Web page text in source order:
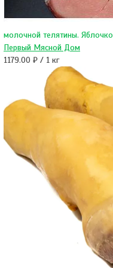
молочной телятины. Яблочко
Первый Мясной Дом
1179.00 ₽ / 1 кг